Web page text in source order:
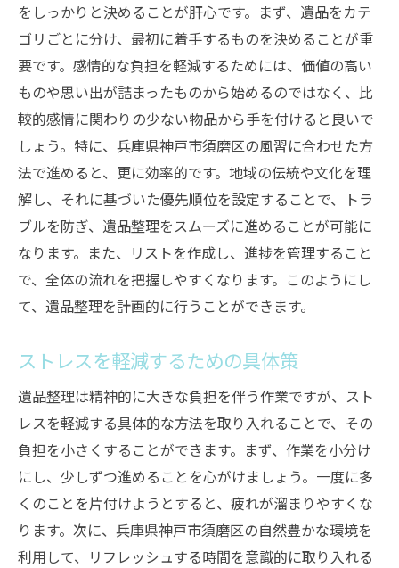
をしっかりと決めることが肝心です。まず、遺品をカテ
ゴリごとに分け、最初に着手するものを決めることが重
要です。感情的な負担を軽減するためには、価値の高い
ものや思い出が詰まったものから始めるのではなく、比
較的感情に関わりの少ない物品から手を付けると良いで
しょう。特に、兵庫県神戸市須磨区の風習に合わせた方
法で進めると、更に効率的です。地域の伝統や文化を理
解し、それに基づいた優先順位を設定することで、トラ
ブルを防ぎ、遺品整理をスムーズに進めることが可能に
なります。また、リストを作成し、進捗を管理すること
で、全体の流れを把握しやすくなります。このようにし
て、遺品整理を計画的に行うことができます。
ストレスを軽減するための具体策
遺品整理は精神的に大きな負担を伴う作業ですが、スト
レスを軽減する具体的な方法を取り入れることで、その
負担を小さくすることができます。まず、作業を小分け
にし、少しずつ進めることを心がけましょう。一度に多
くのことを片付けようとすると、疲れが溜まりやすくな
ります。次に、兵庫県神戸市須磨区の自然豊かな環境を
利用して、リフレッシュする時間を意識的に取り入れる